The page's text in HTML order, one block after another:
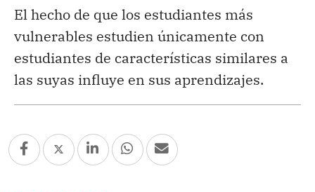
El hecho de que los estudiantes más
vulnerables estudien únicamente con
estudiantes de características similares a
las suyas influye en sus aprendizajes.